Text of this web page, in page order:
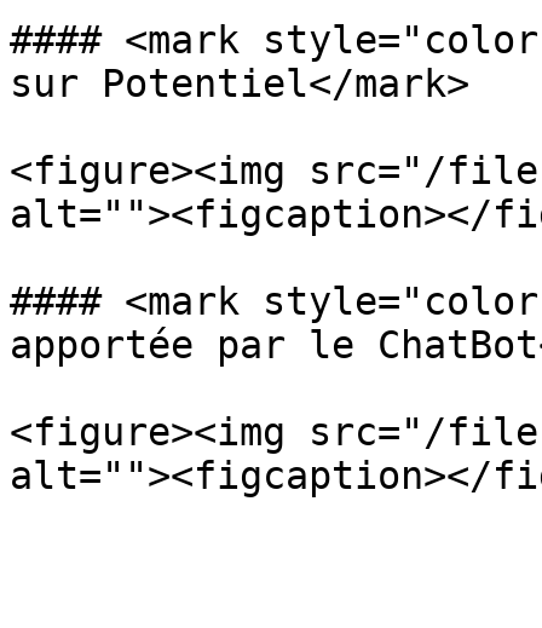
#### <mark
sur Potentiel</mark>
<figure><img src="/files/
alt=""><figcaption></
#### <mark
apportée par le
<figure><img src="/files/